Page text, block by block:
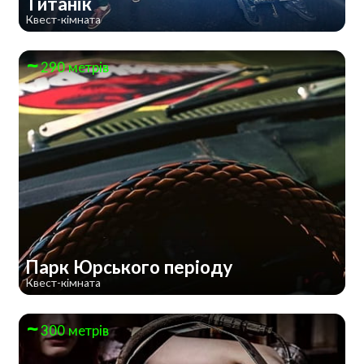
Квест-кімната
290 метрів
Парк Юрського періоду
Квест-кімната
300 метрів